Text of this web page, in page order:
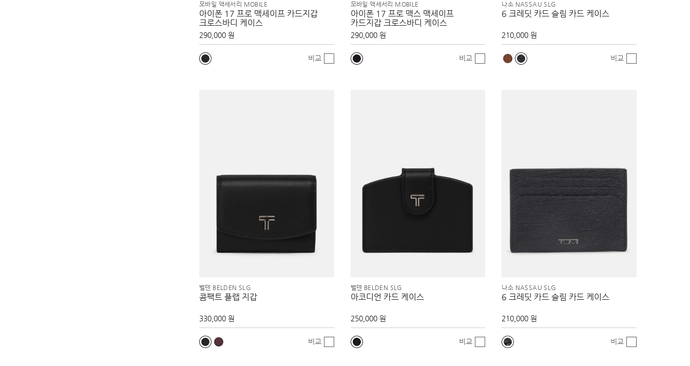
모바일 액세서리 MOBILE
아이폰 17 프로 맥세이프 카드지갑
크로스바디 케이스
290,000 원
비교
모바일 액세서리 MOBILE
아이폰 17 프로 맥스 맥세이프
카드지갑 크로스바디 케이스
290,000 원
비교
나소 NASSAU SLG
6 크레딧 카드 슬림 카드 케이스
210,000 원
비교
벨덴 BELDEN SLG
콤팩트 플랩 지갑
330,000 원
비교
벨덴 BELDEN SLG
아코디언 카드 케이스
250,000 원
비교
나소 NASSAU SLG
6 크레딧 카드 슬림 카드 케이스
210,000 원
비교